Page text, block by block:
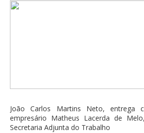
João Carlos Martins Neto, entrega
empresário Matheus Lacerda de
Secretaria Adjunta do Trabalho